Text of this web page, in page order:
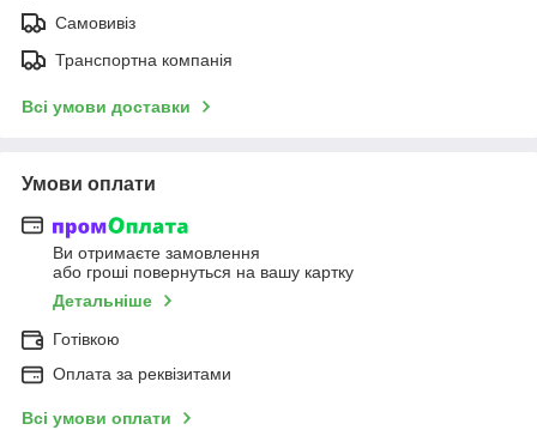
Самовивіз
Транспортна компанія
Всі умови доставки
Умови оплати
Ви отримаєте замовлення
або гроші повернуться на вашу картку
Детальніше
Готівкою
Оплата за реквізитами
Всі умови оплати